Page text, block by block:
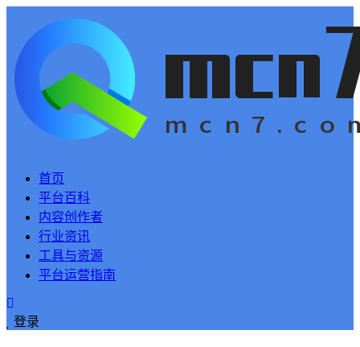
首页
平台百科
内容创作者
行业资讯
工具与资源
平台运营指南
登录